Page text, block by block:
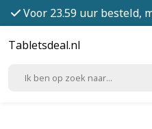
Voor 23.59 uur besteld,
Tabletsdeal.nl